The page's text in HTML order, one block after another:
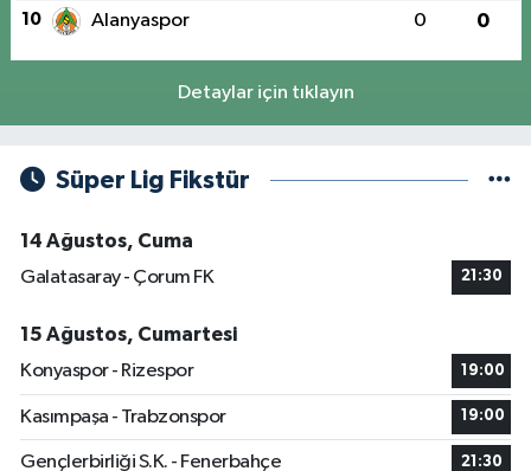
10 Alanyaspor 0 0
Detaylar için tıklayın
Süper Lig Fikstür
14 Ağustos, Cuma
Galatasaray - Çorum FK
21:30
15 Ağustos, Cumartesi
Konyaspor - Rizespor
19:00
Kasımpaşa - Trabzonspor 19:00
Gençlerbirliği S.K. - Fenerbahçe 21:30